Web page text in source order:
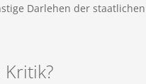
Darlehen der